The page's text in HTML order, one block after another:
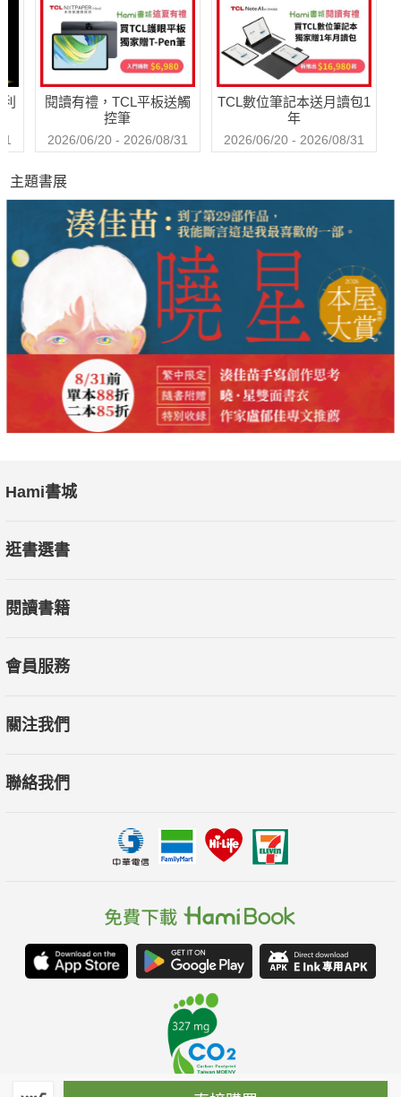
閱讀有禮，TCL平板送觸
控筆
2026/06/20 - 2026/08/31
TCL數位筆記本送月讀包1
年
2026/06/20 - 2026/08/31
主題書展
Hami書城
逛書選書
閱讀書籍
會員服務
關注我們
聯絡我們